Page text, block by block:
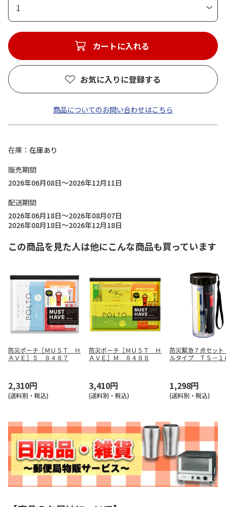
1
カートに入れる
お気に入りに登録する
商品についてのお問い合わせはこちら
在庫
在庫あり
販売期間
2026年06月08日～2026年12月11日
配送期間
2026年06月18日～2026年08月07日
2026年08月18日～2026年12月18日
この商品を見た人は他にこんな商品も買っています
防災ポーチ［ＭＵＳＴ Ｈ
ＡＶＥ］Ｓ ８４８７
2,310円
(送料別・税込)
防災ポーチ［ＭＵＳＴ Ｈ
ＡＶＥ］Ｍ ８４８８
3,410円
(送料別・税込)
防災緊急７点セッ
ルタイプ ＴＳ－１
1,298円
(送料別・税込)